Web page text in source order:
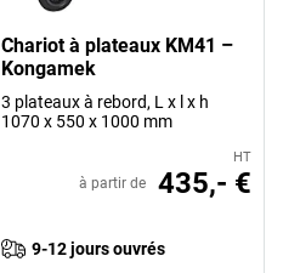
Chariot à plateaux KM41 –
Kongamek
3 plateaux à rebord, L x l x h
1070 x 550 x 1000 mm
HT
à partir de 435,- €
9-12 jours ouvrés